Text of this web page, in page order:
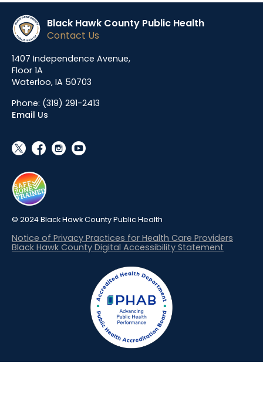
Black Hawk County Public Health
Contact Us
1407 Independence Avenue,
Floor 1A
Waterloo, IA 50703
Phone: (319) 291-2413
Email Us
social_x facebook instagram youtube
© 2024 Black Hawk County Public Health
Notice of Privacy Practices for Health Care Providers
Black Hawk County Digital Accessibility Statement